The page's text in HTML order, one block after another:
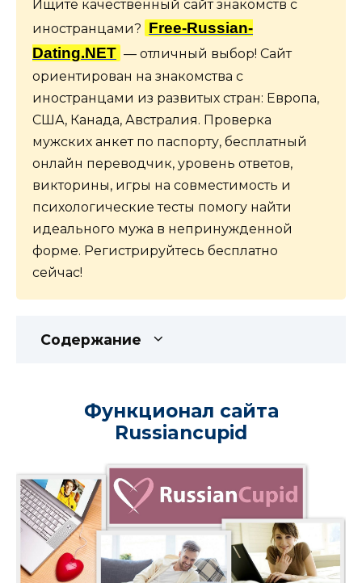
Ищите качественный сайт знакомств с
иностранцами? Free-Russian-
Dating.NET — отличный выбор! Сайт
ориентирован на знакомства с
иностранцами из развитых стран: Европа,
США, Канада, Австралия. Проверка
мужских анкет по паспорту, бесплатный
онлайн переводчик, уровень ответов,
викторины, игры на совместимость и
психологические тесты помогу найти
идеального мужа в непринужденной
форме. Регистрируйтесь бесплатно
сейчас!
Содержание
Функционал сайта
Russiancupid